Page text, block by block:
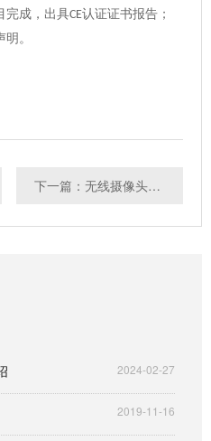
完成，出具CE认证证书报告；
。
下一篇：无线摄像头FCC ID认证
2024-02-27
2019-11-16